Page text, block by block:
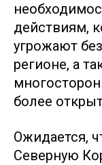
действиям,
угрожают
регионе, а
более
Ожидается,
Северную